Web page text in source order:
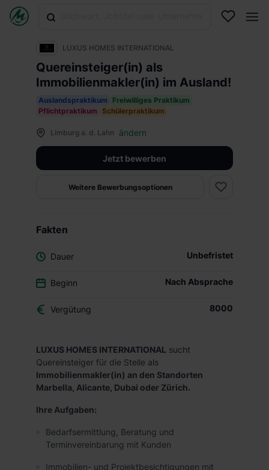
LUXUS HOMES INTERNATIONAL
Quereinsteiger(in) als
Immobilienmakler(in) im Ausland!
Auslandspraktikum
Freiwilliges Praktikum
Pflichtpraktikum
Schülerpraktikum
Limburg a. d. Lahn ändern
Jetzt bewerben
Weitere Bewerbungsoptionen
Fakten
Dauer Unbefristet
Beginn Nach Absprache
Vergütung 8000
LUXUS HOMES INTERNATIONAL sucht
Quereinsteiger für die Stelle als
Immobilienmakler(in) an den Standorten
Marbella, Alicante, Dubai oder Zürich.
Ihre Aufgaben:
Bedarfsermittlung, Beratung und
Terminvereinbarung mit Kunden
Immobilien- und Projektbesichtigungen mit